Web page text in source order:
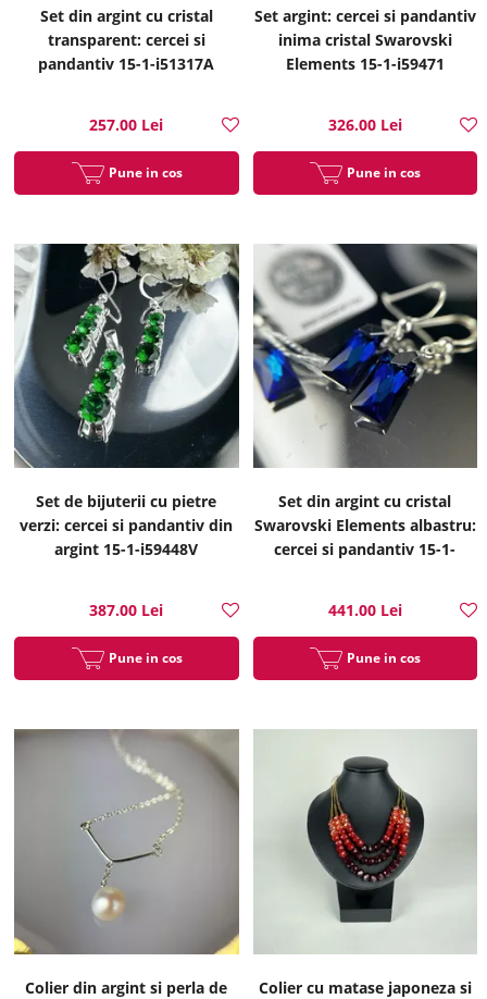
Set din argint cu cristal
transparent: cercei si
pandantiv 15-1-i51317A
257.00 Lei
Pune in cos
Set argint: cercei si pandantiv
inima cristal Swarovski
Elements 15-1-i59471
326.00 Lei
Pune in cos
Set de bijuterii cu pietre
verzi: cercei si pandantiv din
argint 15-1-i59448V
387.00 Lei
Pune in cos
Set din argint cu cristal
Swarovski Elements albastru:
cercei si pandantiv 15-1-
441.00 Lei
Pune in cos
Colier din argint si perla de
Colier cu matase japoneza si